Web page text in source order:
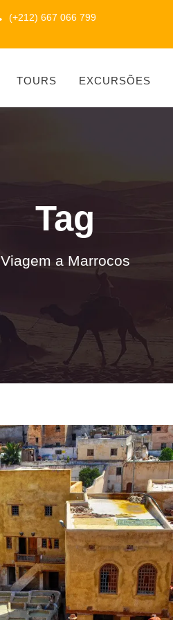
(+212) 667 066 799
TOURS EXCURSÕES
Tag
Viagem a Marrocos